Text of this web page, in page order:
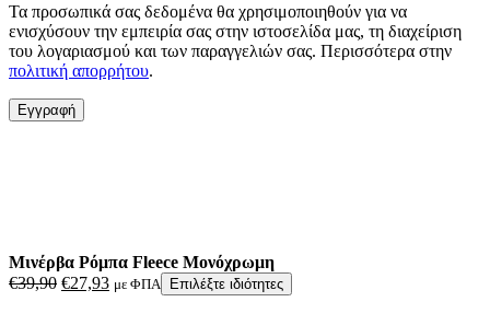
Τα προσωπικά σας δεδομένα θα χρησιμοποιηθούν για να
ενισχύσουν την εμπειρία σας στην ιστοσελίδα μας, τη διαχείριση
του λογαριασμού και των παραγγελιών σας. Περισσότερα στην
πολιτική απορρήτου.
Εγγραφή
Μινέρβα Ρόμπα Fleece Μονόχρωμη
€39,90 Original
€27,93Η
τρέχουσα
με ΦΠΑ Επιλέξτε ιδιότητες